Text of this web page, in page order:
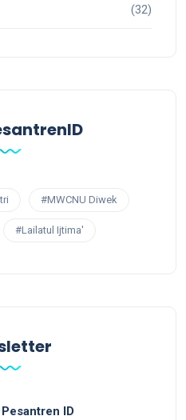
(32)
#MWCNU Diwek
#Lailatul Ijtima'
ID